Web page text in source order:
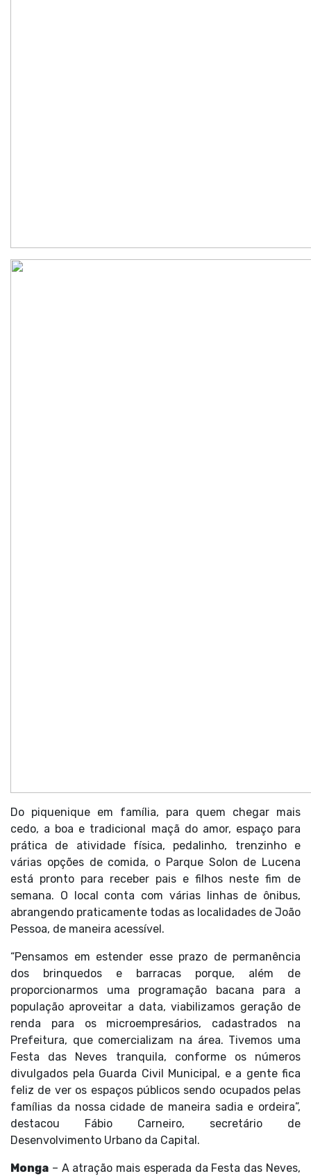
Do piquenique em família, para quem chegar mais
cedo, a boa e tradicional maçã do amor, espaço para
prática de atividade física, pedalinho, trenzinho e
várias opções de comida, o Parque Solon de Lucena
está pronto para receber pais e filhos neste fim de
semana. O local conta com várias linhas de ônibus,
abrangendo praticamente todas as localidades de João
Pessoa, de maneira acessível.
“Pensamos em estender esse prazo de permanência
dos brinquedos e barracas porque, além de
proporcionarmos uma programação bacana para a
população aproveitar a data, viabilizamos geração de
renda para os microempresários, cadastrados na
Prefeitura, que comercializam na área. Tivemos uma
Festa das Neves tranquila, conforme os números
divulgados pela Guarda Civil Municipal, e a gente fica
feliz de ver os espaços públicos sendo ocupados pelas
famílias da nossa cidade de maneira sadia e ordeira”,
destacou Fábio Carneiro, secretário de
Desenvolvimento Urbano da Capital.
Monga – A atração mais esperada da Festa das Neves,